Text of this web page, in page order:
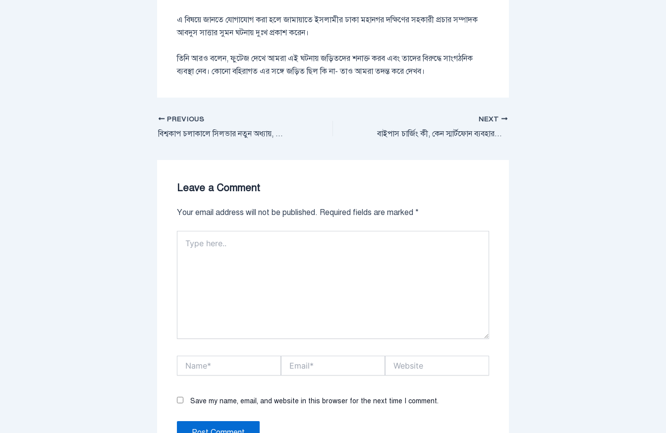
এ বিষয়ে জানতে যোগাযোগ করা হলে জামায়াতে ইসলামীর ঢাকা মহানগর দক্ষিণের সহকারী প্রচার সম্পাদক
আবদুস সাত্তার সুমন ঘটনায় দুঃখ প্রকাশ করেন।
তিনি আরও বলেন, ফুটেজ দেখে আমরা এই ঘটনায় জড়িতদের শনাক্ত করব এবং তাদের বিরুদ্ধে সাংগঠনিক
ব্যবস্থা নেব। কোনো বহিরাগত এর সঙ্গে জড়িত ছিল কি না- তাও আমরা তদন্ত করে দেখব।
PREVIOUS
বিশ্বকাপ চলাকালে সিলভার নতুন অধ্যায়, ফিরলেন পুরনো ক্লাবে
NEXT
বাইপাস চার্জিং কী, কেন স্মার্টফোন ব্যবহারকারীদের কাছে গুরুত্বপূর্ণ?
Leave a Comment
Your email address will not be published. Required fields are marked *
here..
Save my name, email, and website in this browser for the next time I comment.